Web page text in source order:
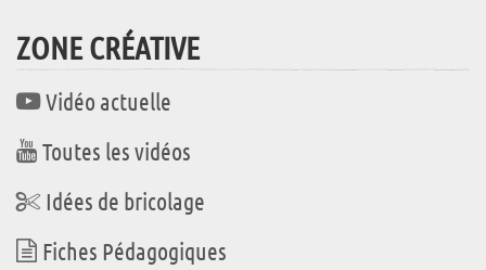
ZONE CRÉATIVE
Vidéo actuelle
Toutes les vidéos
Idées de bricolage
Fiches Pédagogiques